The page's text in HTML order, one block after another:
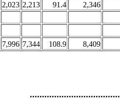
2,023 2,213 91.4 2,346
7,996 7,344 108.9 8,409